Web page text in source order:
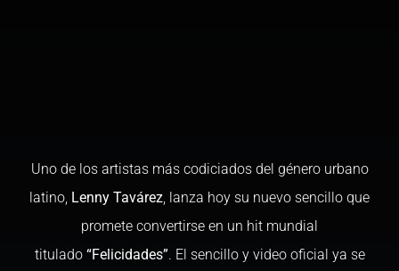
Uno de los artistas más codiciados del género urbano
latino, Lenny Tavárez, lanza hoy su nuevo sencillo que
promete convertirse en un hit mundial
titulado “Felicidades”. El sencillo y video oficial ya se